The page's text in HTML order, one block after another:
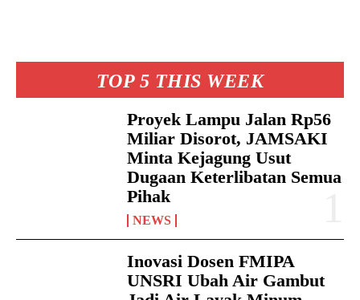
TOP 5 THIS WEEK
Proyek Lampu Jalan Rp56
Miliar Disorot, JAMSAKI
Minta Kejagung Usut
Dugaan Keterlibatan Semua
Pihak
NEWS
Inovasi Dosen FMIPA
UNSRI Ubah Air Gambut